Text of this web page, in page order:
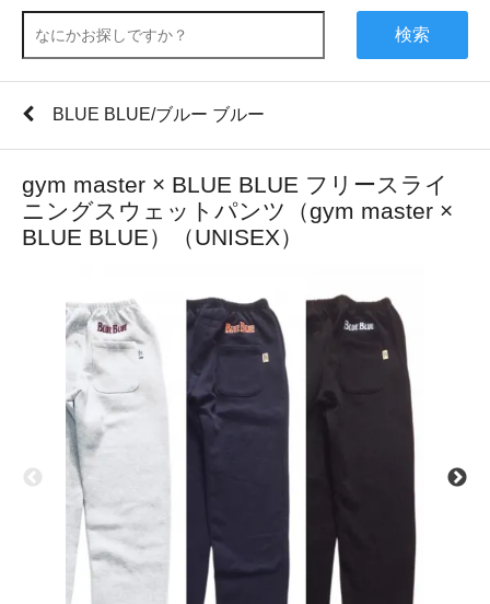
検索
BLUE BLUE/ブルー ブルー
gym master × BLUE BLUE フリースライ
ニングスウェットパンツ（gym master ×
BLUE BLUE）（UNISEX）